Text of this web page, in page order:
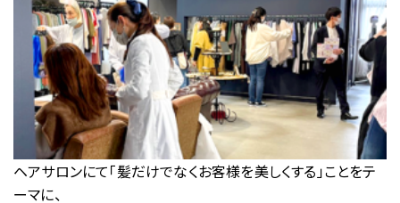
美容院・サロンのオーナー・店長の方向け
マンガでわかるスタイリングマップ
Styling Mapフリー素材
プライバシーポリシー
グループ会社
ヘアサロンにて「髪だけでなくお客様を美しくする」ことをテ
ーマに、